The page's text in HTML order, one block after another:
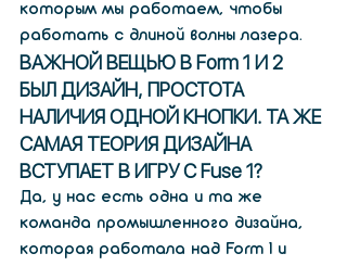
которым мы работаем, чтобы
работать с длиной волны лазера.
ВАЖНОЙ ВЕЩЬЮ В Form 1 И 2
БЫЛ ДИЗАЙН, ПРОСТОТА
НАЛИЧИЯ ОДНОЙ КНОПКИ. ТА ЖЕ
САМАЯ ТЕОРИЯ ДИЗАЙНА
ВСТУПАЕТ В ИГРУ С Fuse 1?
Да, у нас есть одна и та же
команда промышленного дизайна,
которая работала над Form 1 и